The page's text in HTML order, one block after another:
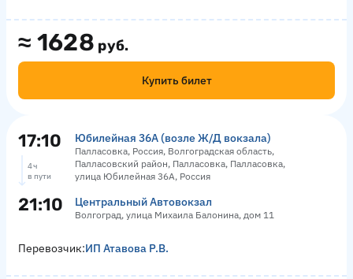
≈ 1628 руб.
Купить билет
17:10 Юбилейная 36А (возле Ж/Д вокзала)
Палласовка, Россия, Волгоградская область,
Палласовский район, Палласовка, Палласовка,
улица Юбилейная 36А, Россия
4 ч
в пути
21:10 Центральный Автовокзал
Волгоград, улица Михаила Балонина, дом 11
Перевозчик:ИП Атавова Р.В.